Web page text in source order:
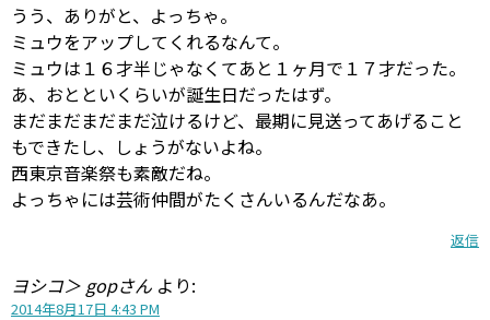
うう、ありがと、よっちゃ。
ミュウをアップしてくれるなんて。
ミュウは１６才半じゃなくてあと１ヶ月で１７才だった。
あ、おとといくらいが誕生日だったはず。
まだまだまだまだ泣けるけど、最期に見送ってあげること
もできたし、しょうがないよね。
西東京音楽祭も素敵だね。
よっちゃには芸術仲間がたくさんいるんだなあ。
返信
ヨシコ＞ gopさん より:
2014年8月17日 4:43 PM